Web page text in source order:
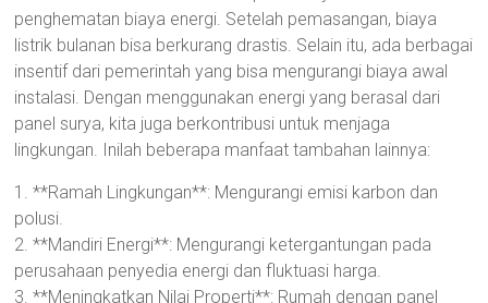
penghematan biaya energi. Setelah pemasangan, biaya
listrik bulanan bisa berkurang drastis. Selain itu, ada berbagai
insentif dari pemerintah yang bisa mengurangi biaya awal
instalasi. Dengan menggunakan energi yang berasal dari
panel surya, kita juga berkontribusi untuk menjaga
lingkungan. Inilah beberapa manfaat tambahan lainnya:
1. **Ramah Lingkungan**: Mengurangi emisi karbon dan
polusi.
2. **Mandiri Energi**: Mengurangi ketergantungan pada
perusahaan penyedia energi dan fluktuasi harga.
3. **Meningkatkan Nilai Properti**: Rumah dengan panel